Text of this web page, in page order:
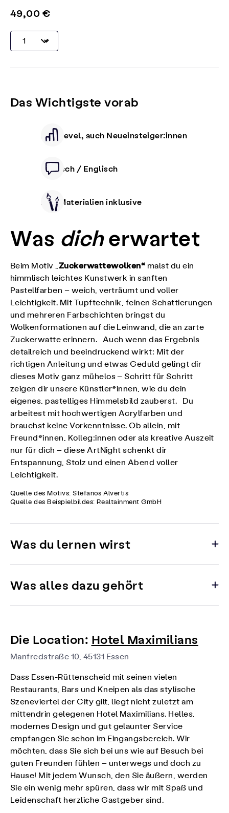
49,00 €
Das Wichtigste vorab
Alle Level, auch Neueinsteiger:innen
Deutsch / Englisch
Alle Materialien inklusive
Was dicherwartet
Beim Motiv „ Zuckerwattewolken“ malst du ein
himmlisch leichtes Kunstwerk in sanften
Pastellfarben – weich, verträumt und voller
Leichtigkeit. Mit Tupftechnik, feinen Schattierungen
und mehreren Farbschichten bringst du
Wolkenformationen auf die Leinwand, die an zarte
Zuckerwatte erinnern. Auch wenn das Ergebnis
detailreich und beeindruckend wirkt: Mit der
richtigen Anleitung und etwas Geduld gelingt dir
dieses Motiv ganz mühelos – Schritt für Schritt
zeigen dir unsere Künstler*innen, wie du dein
eigenes, pastelliges Himmelsbild zauberst. Du
arbeitest mit hochwertigen Acrylfarben und
brauchst keine Vorkenntnisse. Ob allein, mit
Freund*innen, Kolleg:innen oder als kreative Auszeit
nur für dich – diese ArtNight schenkt dir
Entspannung, Stolz und einen Abend voller
Leichtigkeit.
Quelle des Motivs: Stefanos Alvertis
Quelle des Beispielbildes: Realtainment GmbH
Was du lernen wirst
Was alles dazu gehört
Die Location: Hotel Maximilians
Manfredstraße 10, 45131 Essen
Dass Essen-Rüttenscheid mit seinen vielen
Restaurants, Bars und Kneipen als das stylische
Szeneviertel der City gilt, liegt nicht zuletzt am
mittendrin gelegenen Hotel Maximilians. Helles,
modernes Design und gut gelaunter Service
empfangen Sie schon im Eingangsbereich. Wir
möchten, dass Sie sich bei uns wie auf Besuch bei
guten Freunden fühlen – unterwegs und doch zu
Hause! Mit jedem Wunsch, den Sie äußern, werden
Sie ein wenig mehr spüren, dass wir mit Spaß und
Leidenschaft herzliche Gastgeber sind.